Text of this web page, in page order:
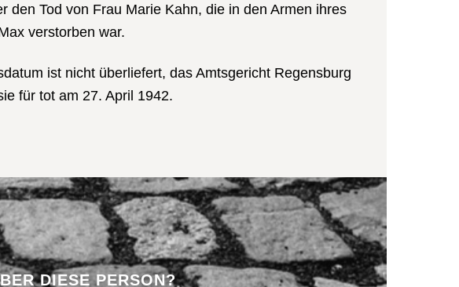
den Tod von Frau Marie Kahn, die in den Armen ihres
verstorben war.
ist nicht überliefert, das Amtsgericht Regensburg
für tot am 27. April 1942.
DIESE PERSON?